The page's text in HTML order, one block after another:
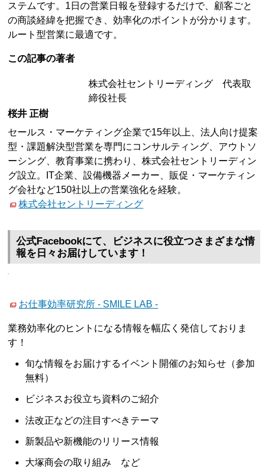
ステムです。1日の営業日報を登録するだけで、顧客ごと
の商談経緯を把握でき、効率化のポイントが分かります。
ルート型営業に最適です。
この記事の著者
株式会社セントリーディング 代表取
締役社長
桜井 正樹
セールス・マーケティング企業で15年以上、法人向け提案
型・課題解決型営業を専門にコンサルティング、アウトソ
ーシング、教育事業に携わり、株式会社セントリーディン
グ設立。IT企業、設備機器メーカー、販促・マーケティン
グ会社など150社以上の営業強化を経験。
株式会社セントリーディング
公式Facebookにて、ビジネスに役立つさまざまな情
報を日々お届けしています！
お仕事効率研究所 - SMILE LAB -
業務効率化のヒントになる情報を幅広く発信しておりま
す！
旬な情報をお届けするイベント開催のお知らせ（参加
無料）
ビジネスお役立ち資料のご紹介
法改正などの注目すべきテーマ
新製品や新機能のリリース情報
大塚商会の取り組み など